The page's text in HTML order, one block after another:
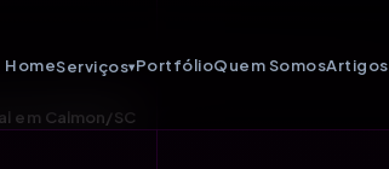
HomeServiços▾PortfólioQuem SomosArtigos
em Calmon/SC